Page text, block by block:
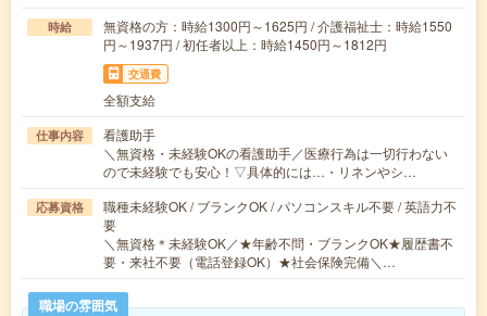
時給
無資格の方：時給1300円～1625円 / 介護福祉士：時給1550
円～1937円 / 初任者以上：時給1450円～1812円
交通費
全額支給
仕事内容
看護助手
＼無資格・未経験OKの看護助手／医療行為は一切行わない
ので未経験でも安心！▽具体的には…・リネンやシ…
応募資格
職種未経験OK / ブランクOK / パソコンスキル不要 / 英語力不
要
＼無資格＊未経験OK／★年齢不問・ブランクOK★履歴書不
要・来社不要（電話登録OK）★社会保険完備＼…
職場の雰囲気